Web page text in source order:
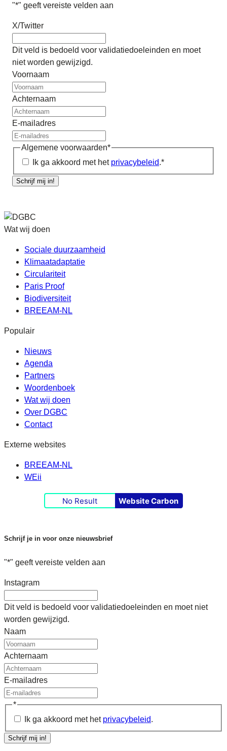
"*" geeft vereiste velden aan
X/Twitter
Dit veld is bedoeld voor validatiedoeleinden en moet
niet worden gewijzigd.
Voornaam
Achternaam
E-mailadres
Algemene voorwaarden*
Ik ga akkoord met het privacybeleid.*
Schrijf mij in!
Wat wij doen
Sociale duurzaamheid
Klimaatadaptatie
Circulariteit
Paris Proof
Biodiversiteit
BREEAM-NL
Populair
Nieuws
Agenda
Partners
Woordenboek
Wat wij doen
Over DGBC
Contact
Externe websites
BREEAM-NL
WEii
No Result Website Carbon
Schrijf je in voor onze nieuwsbrief
"*" geeft vereiste velden aan
Instagram
Dit veld is bedoeld voor validatiedoeleinden en moet niet
worden gewijzigd.
Naam
Achternaam
E-mailadres
*
Ik ga akkoord met het privacybeleid.
Schrijf mij in!